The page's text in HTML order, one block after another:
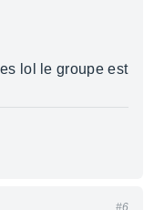
lol le groupe est
#6